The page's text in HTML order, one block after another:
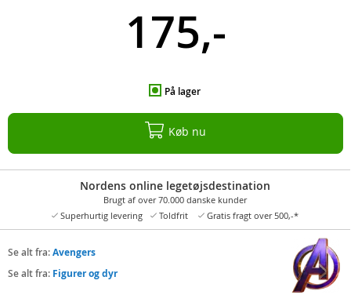
175,-
På lager
Køb nu
Nordens online legetøjsdestination
Brugt af over 70.000 danske kunder
Superhurtig levering
Toldfrit Gratis fragt over 500,-*
Se alt fra:Avengers
Se alt fra: Figurer og dyr